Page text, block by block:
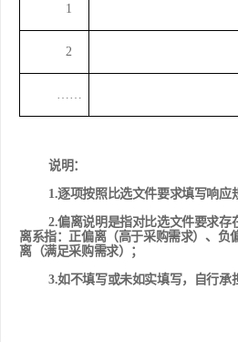
1
2
说明：
1 .逐项按照比选文件要求填写响应
2.偏离说明是指对比选文件要求存
离系指：正偏离（高于采购需求）、负
离（满足采购需求）；
3.如不填写或未如实填写，自行承